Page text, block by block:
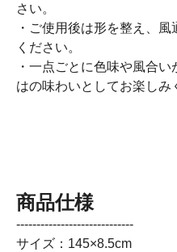
さい。
・ご使用後は形を整え、
ください。
・一点ごとに色味や風合
はの味わいとしてお楽しみ
商品仕様
-----------------------------
サイズ：145×8.5cm